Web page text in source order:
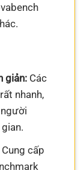
giản:Các
nhanh,
cấp